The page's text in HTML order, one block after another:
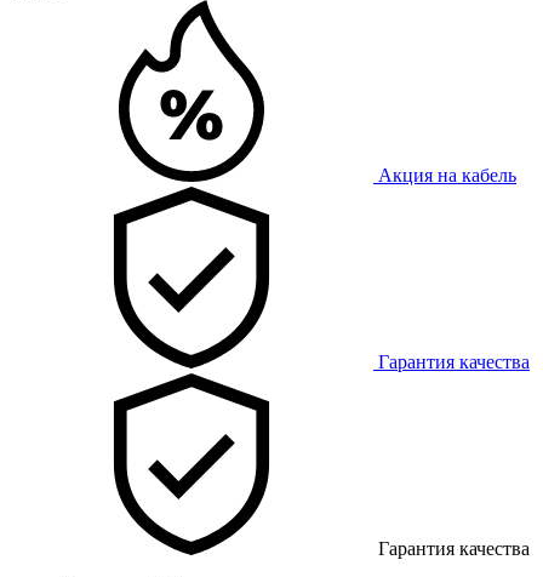
Акция на кабель
Гарантия качества
Гарантия качества